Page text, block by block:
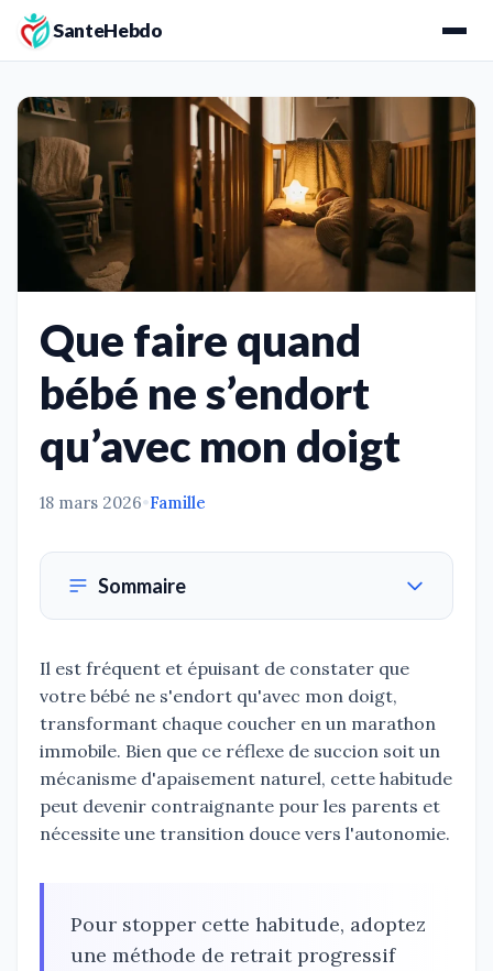
SanteHebdo
Que faire quand
bébé ne s’endort
qu’avec mon doigt
18 mars 2026•Famille
Sommaire
Il est fréquent et épuisant de constater que
votre bébé ne s'endort qu'avec mon doigt,
transformant chaque coucher en un marathon
immobile. Bien que ce réflexe de succion soit un
mécanisme d'apaisement naturel, cette habitude
peut devenir contraignante pour les parents et
nécessite une transition douce vers l'autonomie.
Pour stopper cette habitude, adoptez
une méthode de retrait progressif